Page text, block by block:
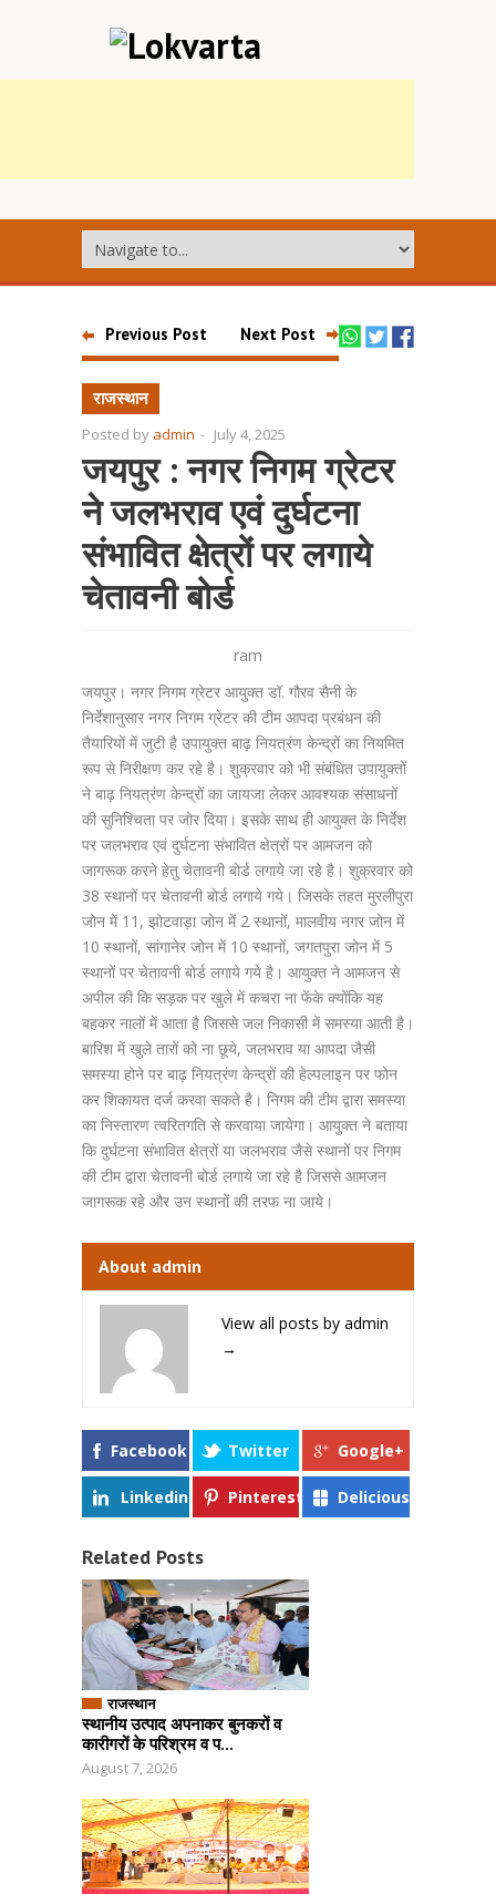
Previous Post Next Post
राजस्थान
Posted by admin - July 4, 2025
जयपुर : नगर निगम ग्रेटर
ने जलभराव एवं दुर्घटना
संभावित क्षेत्रों पर लगाये
चेतावनी बोर्ड
ram
जयपुर। नगर निगम ग्रेटर आयुक्त डॉ. गौरव सैनी के
निर्देशानुसार नगर निगम ग्रेटर की टीम आपदा प्रबंधन की
तैयारियों में जुटी है उपायुक्त बाढ़ नियत्रंण केन्द्रों का नियमित
रूप से निरीक्षण कर रहे है। शुक्रवार को भी संबंधित उपायुक्तों
ने बाढ़ नियत्रंण केन्द्रों का जायजा लेकर आवश्यक संसाधनों
की सुनिश्चिता पर जोर दिया। इसके साथ ही आयुक्त के निर्देश
पर जलभराव एवं दुर्घटना संभावित क्षेत्रों पर आमजन को
जागरूक करने हेतु चेतावनी बोर्ड लगाये जा रहे है। शुक्रवार को
38 स्थानों पर चेतावनी बोर्ड लगाये गये। जिसके तहत मुरलीपुरा
जोन में 11, झोटवाड़ा जोन में 2 स्थानों, मालवीय नगर जोन में
10 स्थानों, सांगानेर जोन में 10 स्थानों, जगतपुरा जोन में 5
स्थानों पर चेतावनी बोर्ड लगाये गये है। आयुक्त ने आमजन से
अपील की कि सड़क पर खुले में कचरा ना फेंके क्योंकि यह
बहकर नालों में आता है जिससे जल निकासी में समस्या आती है।
बारिश में खुले तारों को ना छूये, जलभराव या आपदा जैसी
समस्या होने पर बाढ़ नियत्रंण केन्द्रों की हेल्पलाइन पर फोन
कर शिकायत दर्ज करवा सकते है। निगम की टीम द्वारा समस्या
का निस्तारण त्वरितगति से करवाया जायेगा। आयुक्त ने बताया
कि दुर्घटना संभावित क्षेत्रों या जलभराव जैसे स्थानों पर निगम
की टीम द्वारा चेतावनी बोर्ड लगाये जा रहे है जिससे आमजन
जागरूक रहे और उन स्थानों की तरफ ना जाये।
About admin
View all posts by admin
→
Facebook Twitter Google+
Linkedin Pinterest Delicious
Related Posts
राजस्थान
स्थानीय उत्पाद अपनाकर बुनकरों व
कारीगरों के परिश्रम व प...
August 7, 2026